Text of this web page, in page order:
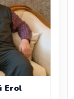
Erol